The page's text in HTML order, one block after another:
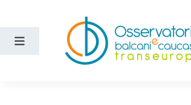
contenuto
Toggle